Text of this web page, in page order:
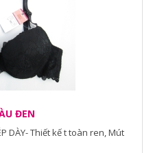
ĐEN
DÀY- Thiết kế t toàn ren, Mút